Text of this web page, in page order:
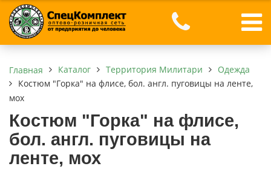
Главная Каталог Территория Милитари
Одежда
Костюм "Горка" на флисе, бол. англ. пуговицы на ленте,
мох
Костюм "Горка" на флисе,
бол. англ. пуговицы на
ленте, мох